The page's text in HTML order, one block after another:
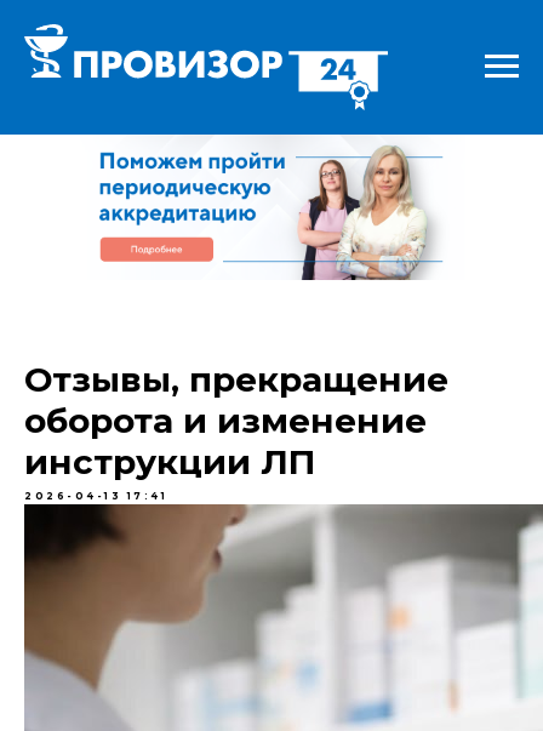
Отзывы, прекращение
оборота и изменение
инструкции ЛП
2026-04-13 17:41